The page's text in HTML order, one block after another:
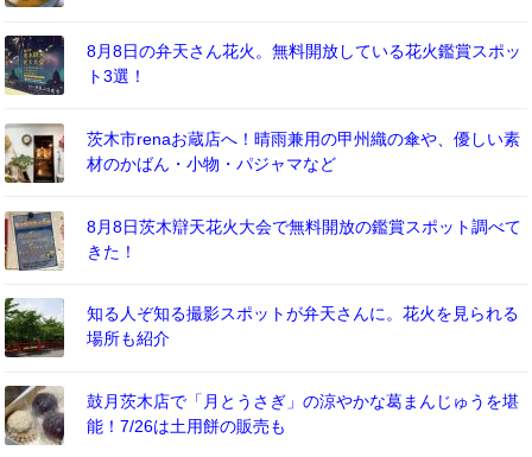
8月8日の弁天さん花火。無料開放している花火鑑賞スポッ
ト3選！
茨木市renaお蔵店へ！晴雨兼用の甲州織の傘や、優しい素
材のかばん・小物・パジャマなど
8月8日茨木辯天花火大会で無料開放の鑑賞スポット調べて
きた！
知る人ぞ知る撮影スポットが弁天さんに。花火を見られる
場所も紹介
鼓月茨木店で「月とうさぎ」の涼やかな葛まんじゅうを堪
能！7/26は土用餅の販売も